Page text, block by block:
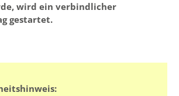
wird ein verbindlicher
gestartet.